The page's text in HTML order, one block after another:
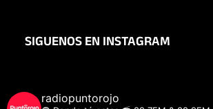
SIGUENOS EN INSTAGRAM
radiopuntorojo